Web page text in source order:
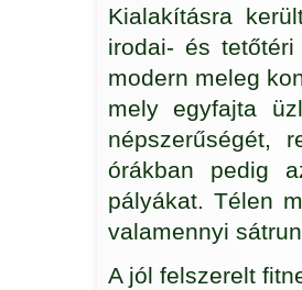
Kialakításra
irodai- és
modern meleg
mely egyfajta
népszerűségét,
órákban pedig
pályákat. Télen
valamennyi
A jól felszerelt